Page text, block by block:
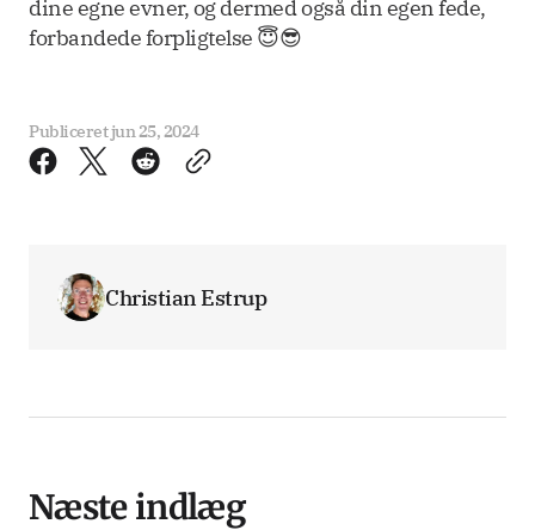
dine egne evner, og dermed også din egen fede,
forbandede forpligtelse 😇😎
Publiceretjun 25, 2024
Christian Estrup
Næste indlæg